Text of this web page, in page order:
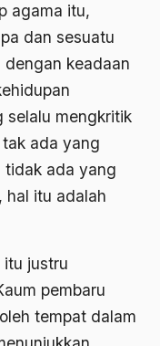
agama itu,
dan sesuatu
keadaan
selalu mengkritik
ada yang
tidak ada yang
hal itu adalah
itu justru
pembaru
tempat dalam